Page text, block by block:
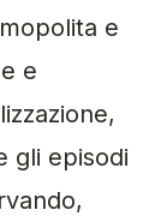
e
e
gli episodi